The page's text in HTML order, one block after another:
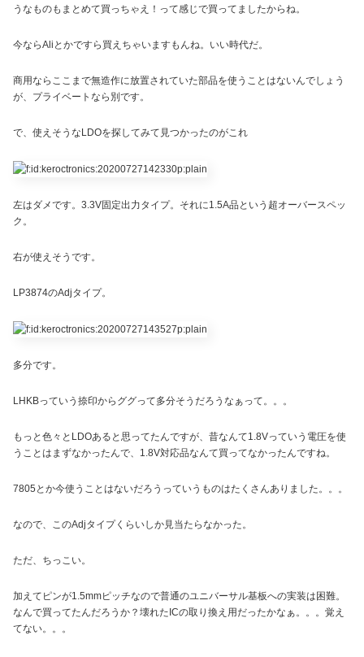
うなものもまとめて買っちゃえ！って感じで買ってましたからね。
今ならAliとかですら買えちゃいますもんね。いい時代だ。
商用ならここまで無造作に放置されていた部品を使うことはないんでしょう
が、プライベートなら別です。
で、使えそうなLDOを探してみて見つかったのがこれ
左はダメです。3.3V固定出力タイプ。それに1.5A品という超オーバースペッ
ク。
右が使えそうです。
LP3874のAdjタイプ。
多分です。
LHKBっていう捺印からググって多分そうだろうなぁって。。。
もっと色々とLDOあると思ってたんですが、昔なんて1.8Vっていう電圧を使
うことはまずなかったんで、1.8V対応品なんて買ってなかったんですね。
7805とか今使うことはないだろうっていうものはたくさんありました。。。
なので、このAdjタイプくらいしか見当たらなかった。
ただ、ちっこい。
加えてピンが1.5mmピッチなので普通のユニバーサル基板への実装は困難。
なんで買ってたんだろうか？壊れたICの取り換え用だったかなぁ。。。覚え
てない。。。